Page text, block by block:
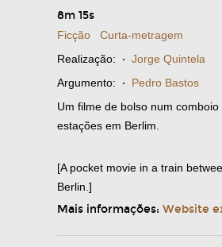
8m 15s
Ficção
Curta-metragem
Realização: · Jorge Quintela
Argumento: · Pedro Bastos
Um filme de bolso num
estações em Berlim.
[A pocket movie in a train
Berlin.]
Mais informações: Website